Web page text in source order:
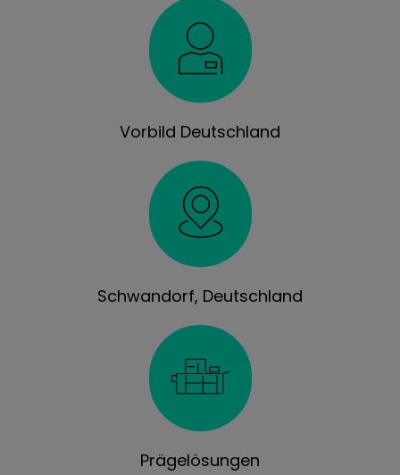
Vorbild Deutschland
Schwandorf, Deutschland
Prägelösungen